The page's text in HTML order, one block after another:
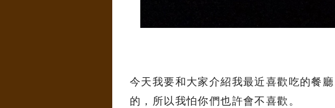
今天我要和大家介紹我最近喜歡吃的餐
的，所以我怕你們也許會不喜歡。